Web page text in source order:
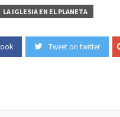
LA IGLESIA EN EL PLANETA
Tweet on twitter